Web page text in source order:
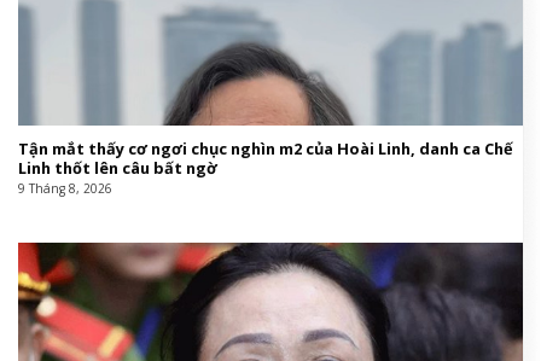
Tận mắt thấy cơ ngơi chục nghìn m2 của Hoài Linh, danh ca Chế
Linh thốt lên câu bất ngờ
9 Tháng 8, 2026